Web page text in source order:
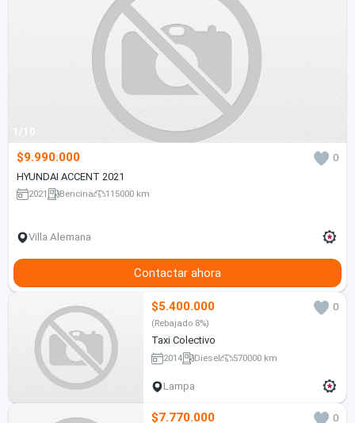
1/10
$9.990.000
0
HYUNDAI ACCENT 2021
2021 Bencina 115000 km
Villa Alemana
Contactar ahora
$5.400.000 0
(Rebajado 8%)
Taxi Colectivo
2014 Diesel 570000 km
Lampa
$7.770.000 0